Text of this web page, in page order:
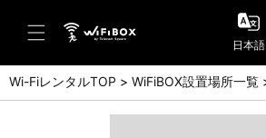
ヘルプ／お問い合わせ
日本語
Wi-FiレンタルTOP WiFiBOX設置場所一覧